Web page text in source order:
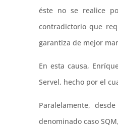
éste no se realice
contradictorio que
garantiza de mejor
En esta causa,
Servel, hecho por el
Paralelamente,
denominado caso